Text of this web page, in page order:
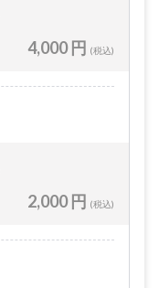
4,000 円 (税込)
2,000 円 (税込)